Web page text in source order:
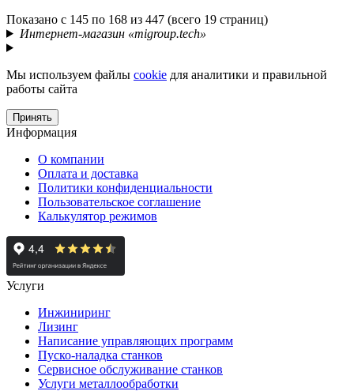
Показано с 145 по 168 из 447 (всего 19 страниц)
Интернет-магазин «migroup.tech»
Мы используем файлы cookie для аналитики и правильной
работы сайта
Принять
Информация
О компании
Оплата и доставка
Политики конфиденциальности
Пользовательское соглашение
Калькулятор режимов
Услуги
Инжиниринг
Лизинг
Написание управляющих программ
Пуско-наладка станков
Сервисное обслуживание станков
Услуги металлообработки